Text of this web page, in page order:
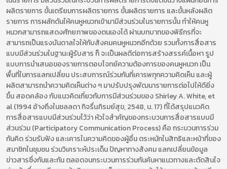
ผลิตรายการ ขั้นเตรียมการผลิตรายการ ขั้นผลิตรายการ และขั้นหลังผลิต
รายการ การผลักดันให้คนหูหนวกเข้ามามีส่วนร่วมในรายการนั้น ทำให้คนหู
หนวกสามารถแสดงศักยภาพของตนเองได้ ผ่านบทบาทของพิธีกรที่จะ
สามารถเป็นแรงบันดาลใจให้กับสังคมคนหูหนวกอีกด้วย รวมทั้งการสื่อสาร
แบบมีส่วนร่วมในฐานะผู้รับสาร ก็ จะเป็นผลดีต่อการสร้างสรรค์เนื้อหา รูป
แบบการนำเสนอของรายการตอบโจทย์ความต้องการของคนหูหนวก เป็น
พื้นที่ในการแลกเปลี่ยน ประสบการณ์ร่วมกันที่เคารพทุกความคิดเห็น และผู้
ผลิตสามารถนำความคิดเห็นต่าง ๆ มาปรับปรุงพัฒนารายการต่อไปให้ดียิ่ง
ขึ้น สอดคล้อง กับแนวคิดเกี่ยวกับการมีส่วนร่วมของ Shirley A. White, et
al (1994 อ้างถึงในชลลดา กิจรื่นภิรมย์สุข, 2548, น. 17) ที่ได้สรุปแนวคิด
การสื่อสารแบบมีส่วนร่วมไว้ว่า หัวใจสำคัญของกระบวนการสื่อสารแบบมี
ส่วนร่วม (Participatory Communication Process) คือ กระบวนการร่วม
กันคิด ร่วมรับฟัง และเคารในความคิดของผู้อื่น ตระหนักในสิทธิและหน้าที่ของ
สมาชิกในชุมชน ร่วมวิเคราะห์ประเด็น ปัญหาทางสังคม แลกเปลี่ยนข้อมูล
ข่าวสารซึ่งกันและกัน ตลอดจนกระบวนการร่วมกันค้นหาแนวทางและตัดสินใจ